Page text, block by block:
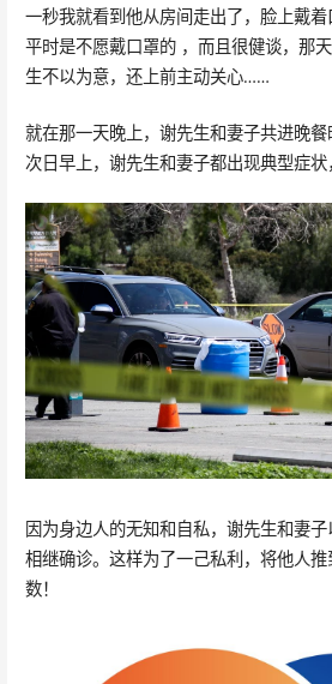
一秒我就看到他从房间走出了，脸上戴
平时是不愿戴口罩的 ，而且很健谈，那
生不以为意，还上前主动关心……
就在那一天晚上，谢先生和妻子共进晚餐
次日早上，谢先生和妻子都出现典型症状
因为身边人的无知和自私，谢先生和妻
相继确诊。这样为了一己私利，将他人
数！